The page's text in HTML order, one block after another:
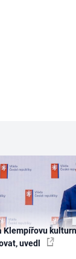
Klempířovu
uvedl